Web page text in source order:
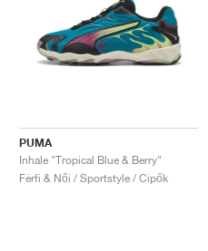
PUMA
Inhale "Tropical Blue & Berry"
Férfi & Női / Sportstyle / Cipők